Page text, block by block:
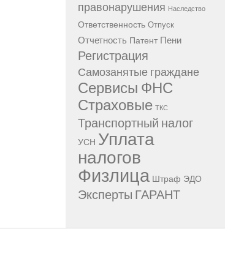
правонарушения Наследство
Ответственность Отпуск
Отчетность Патент Пени
Регистрация
Самозанятые граждане
Сервисы ФНС
Страховые ТКС
Транспортный налог
УСН Уплата
налогов
Физлица Штраф ЭДО
Эксперты ГАРАНТ